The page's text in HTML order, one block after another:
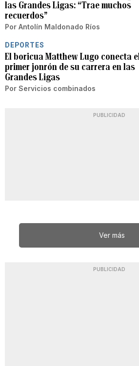
las Grandes Ligas: “Trae muchos
recuerdos”
Por Antolín Maldonado Ríos
DEPORTES
El boricua Matthew Lugo conecta el
primer jonrón de su carrera en las
Grandes Ligas
Por Servicios combinados
PUBLICIDAD
Ver más
PUBLICIDAD